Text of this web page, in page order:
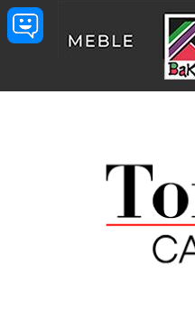
Przejdź do treści